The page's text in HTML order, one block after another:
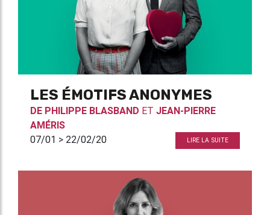
LES ÉMOTIFS ANONYMES
DE PHILIPPE BLASBAND ET JEAN-PIERRE
AMÉRIS
07/01 > 22/02/20
LIRE LA SUITE